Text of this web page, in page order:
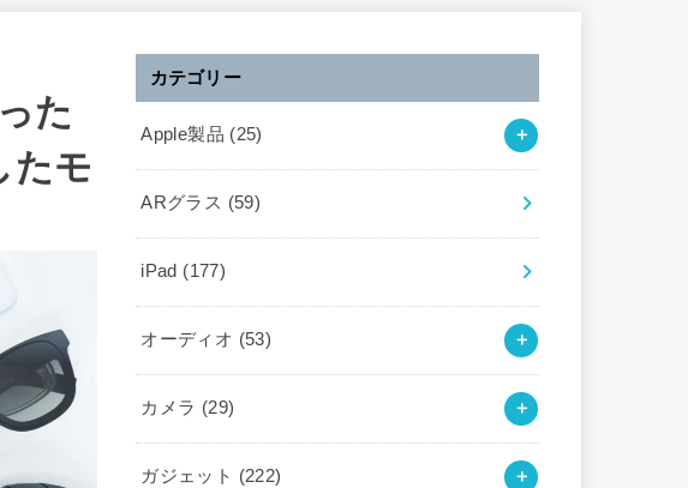
た
たモ
カテゴリー
Apple製品 (25)
ARグラス (59)
iPad (177)
オーディオ (53)
カメラ (29)
ガジェット (222)